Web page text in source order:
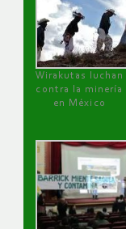
Wirakutas luchan
contra la minería
en México